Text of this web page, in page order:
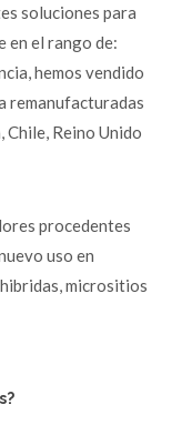
soluciones para
en el rango de:
hemos vendido
remanufacturadas
Chile, Reino Unido
procedentes
uso en
micrositios